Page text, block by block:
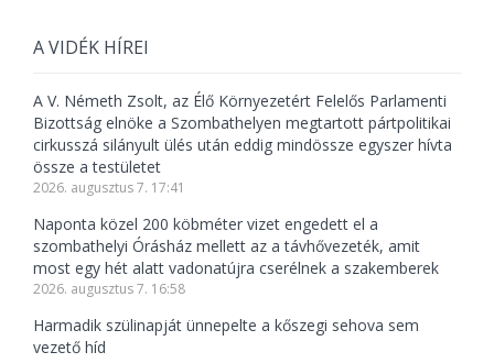
A VIDÉK HÍREI
A V. Németh Zsolt, az Élő Környezetért Felelős Parlamenti
Bizottság elnöke a Szombathelyen megtartott pártpolitikai
cirkusszá silányult ülés után eddig mindössze egyszer hívta
össze a testületet
2026. augusztus 7. 17:41
Naponta közel 200 köbméter vizet engedett el a
szombathelyi Órásház mellett az a távhővezeték, amit
most egy hét alatt vadonatújra cserélnek a szakemberek
2026. augusztus 7. 16:58
Harmadik szülinapját ünnepelte a kőszegi sehova sem
vezető híd